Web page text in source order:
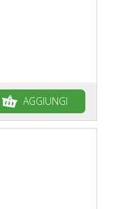
AGGIUNGI